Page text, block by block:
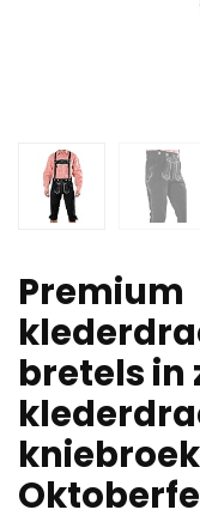
Premium
bretels in